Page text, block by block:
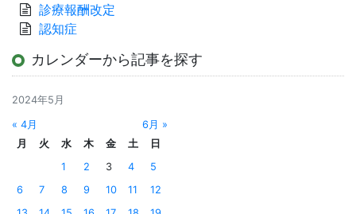
診療報酬改定
認知症
カレンダーから記事を探す
2024年5月
« 4月
6月 »
月
火 水 木 金 土
日
1
2 3 4
5
6
7 8 9 10 11
12